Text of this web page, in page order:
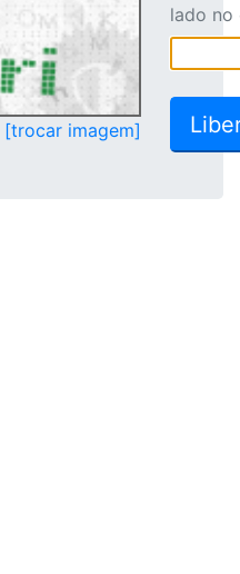
[trocar imagem]
lado no